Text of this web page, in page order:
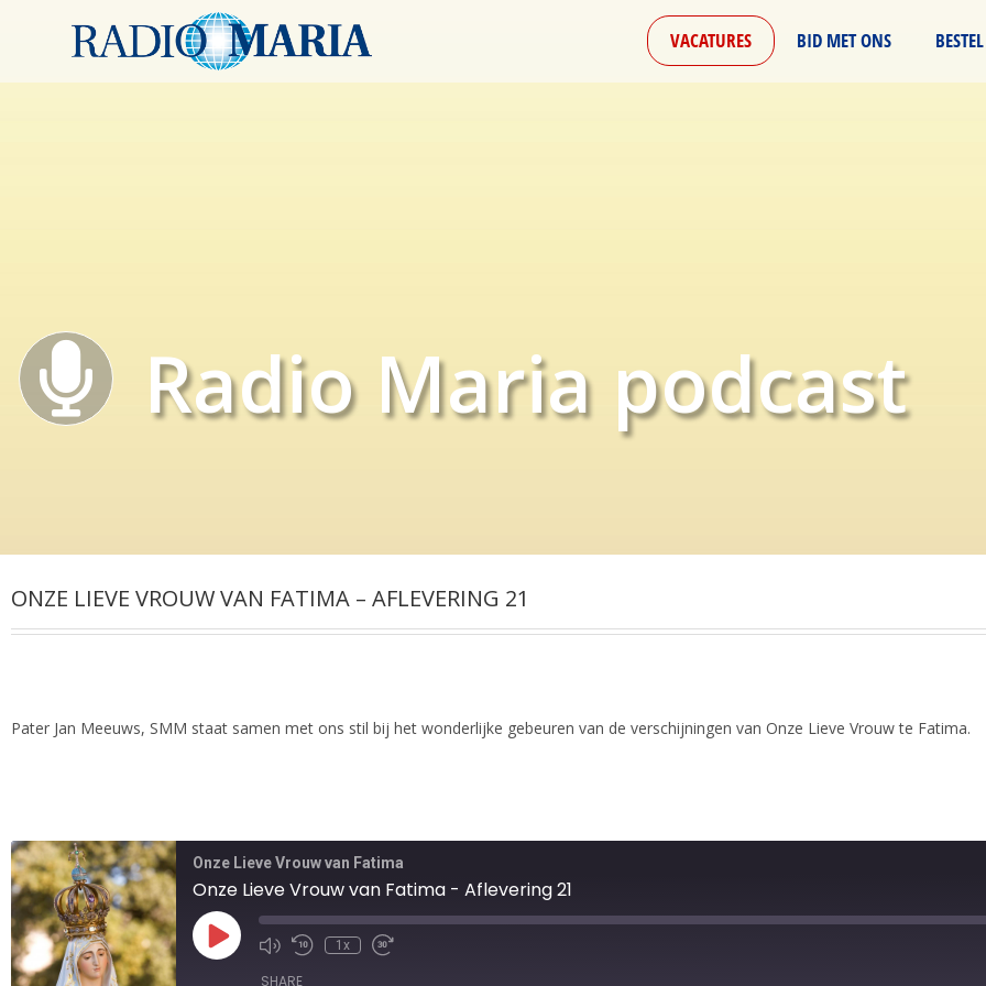
VACATURES BID MET ONS BESTEL
Radio Maria podcast
ONZE LIEVE VROUW VAN FATIMA – AFLEVERING 21
Pater Jan Meeuws, SMM staat samen met ons stil bij het wonderlijke gebeuren van de verschijningen van Onze Lieve Vrouw te Fatima.
Onze Lieve Vrouw van Fatima
Onze Lieve Vrouw van Fatima - Aflevering 21
1x
SHARE